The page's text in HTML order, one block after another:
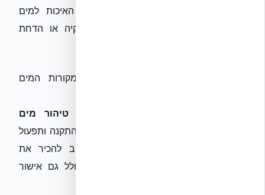
הנדרשות. התקנות קובעות את דרישות האיכות למים
המטופלים בהתאם לייעודם (למשל, השקיה או הדחת
המסגרת הכללית לניהול מקורות המים
תקנות בריאות העם (התקנת מתקני טיהור מים
קובעות את התנאים והדרישות להתקנה ותפעול
של מערכות מים אפורים במבנים. חשוב להכיר את
ההיתרים הנדרשים (לרוב, היתר בנייה כולל גם אישור